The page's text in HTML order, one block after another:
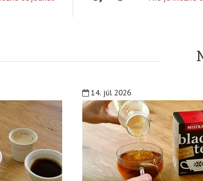
14. júl 2026